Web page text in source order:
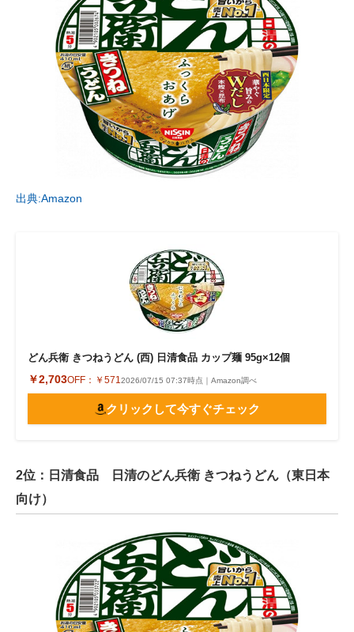
出典:Amazon
どん兵衛 きつねうどん (西) 日清食品 カップ麺 95g×12個
￥2,703OFF： ￥5712026/07/15 07:37時点｜Amazon調べ
クリックして今すぐチェック
2位：日清食品 日清のどん兵衛 きつねうどん（東日本
向け）